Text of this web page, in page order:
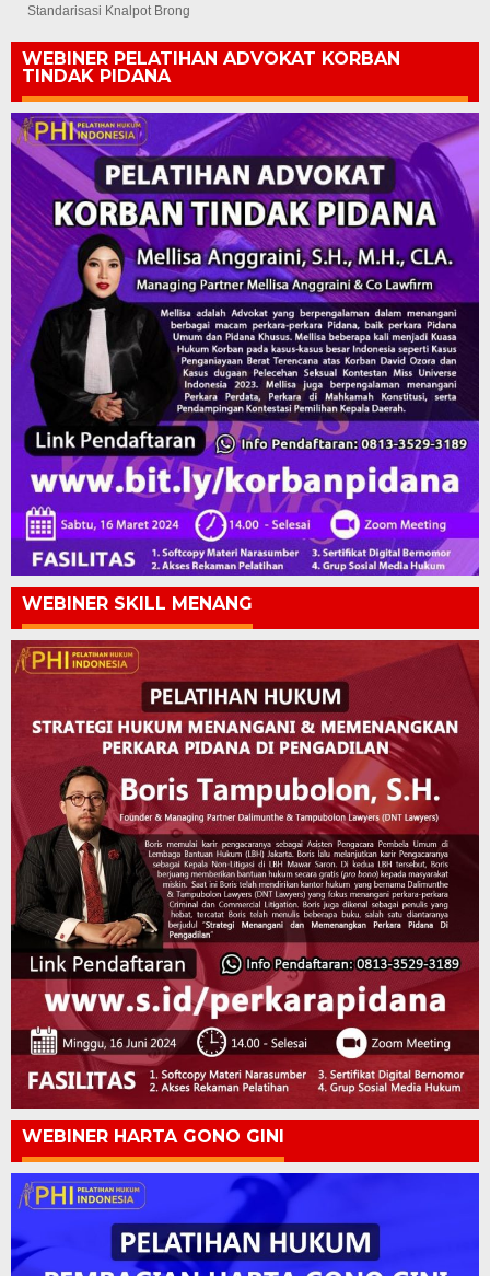
Standarisasi Knalpot Brong
WEBINER PELATIHAN ADVOKAT KORBAN
TINDAK PIDANA
WEBINER SKILL MENANG
WEBINER HARTA GONO GINI